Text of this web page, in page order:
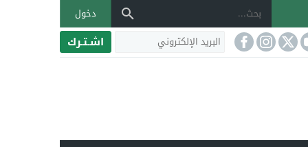
دخول
اشـتـرك